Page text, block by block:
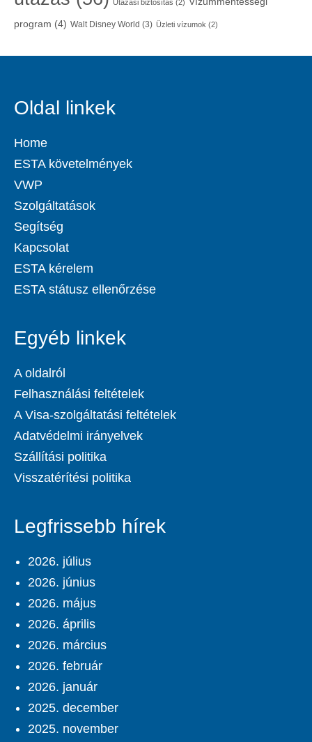
Utazási biztosítás (2)
program (4) Walt Disney World (3) Üzleti vízumok (2)
Oldal linkek
Home
ESTA követelmények
VWP
Szolgáltatások
Segítség
Kapcsolat
ESTA kérelem
ESTA státusz ellenőrzése
Egyéb linkek
A oldalról
Felhasználási feltételek
A Visa-szolgáltatási feltételek
Adatvédelmi irányelvek
Szállítási politika
Visszatérítési politika
Legfrissebb hírek
2026. július
2026. június
2026. május
2026. április
2026. március
2026. február
2026. január
2025. december
2025. november